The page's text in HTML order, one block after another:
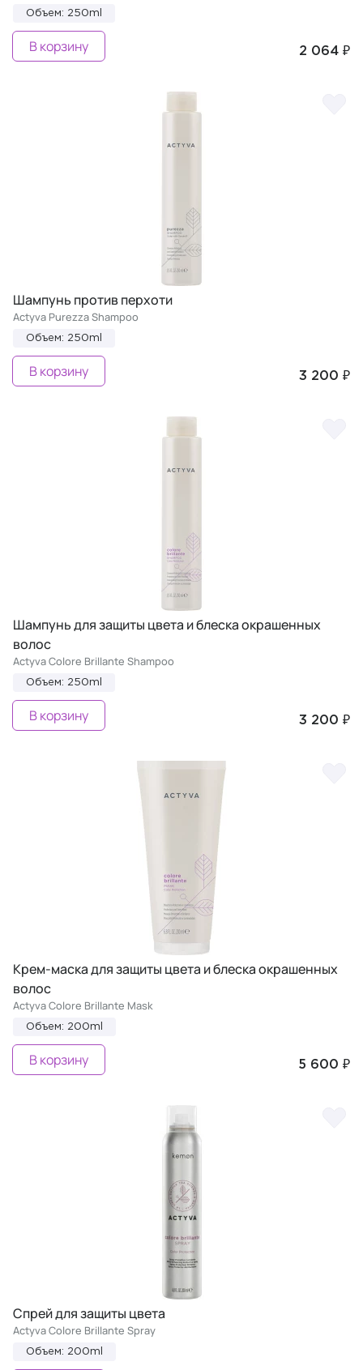
Объем: 250ml
2 064 ₽
В корзину
Шампунь против перхоти
Actyva Purezza Shampoo
Объем: 250ml
3 200 ₽
В корзину
Шампунь для защиты цвета и блеска окрашенных
волос
Actyva Colore Brillante Shampoo
Объем: 250ml
3 200 ₽
В корзину
Крем-маска для защиты цвета и блеска окрашенных
волос
Actyva Colore Brillante Mask
Объем: 200ml
5 600 ₽
В корзину
Спрей для защиты цвета
Actyva Colore Brillante Spray
Объем: 200ml